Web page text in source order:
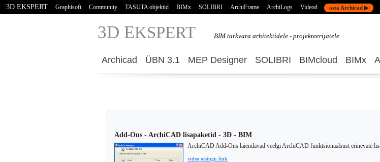
3D EKSPERT Graphisoft Community TASUTA objektid BIMx SOLIBRI ArchiFrame ArchiLogs Videod osta Archicad ▶
3D EKSPERT BIM tarkvara arhitektidele - projekteerijatele
Archicad ÜBN 3.1 MEP Designer SOLIBRI BIMcloud BIMx
Add-Ons - ArchiCAD lisapaketid - 3D - BIM
ArchiCAD Add-Ons laiendavad veelgi ArchiCAD funktsionaalsust erinevate
video otsingu link